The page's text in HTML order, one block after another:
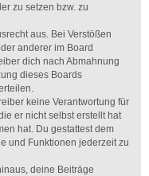
zu setzen bzw. zu
aus. Bei Verstößen
anderer im Board
dich nach Abmahnung
dieses Boards
keine Verantwortung für
er nicht selbst erstellt hat
hat. Du gestattest dem
und Funktionen jederzeit zu
deine Beiträge